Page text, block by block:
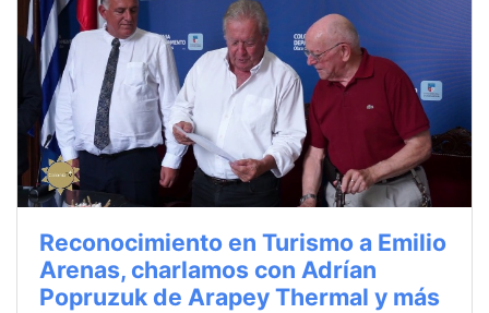
Reconocimiento en Turismo a Emilio
Arenas, charlamos con Adrían
Popruzuk de Arapey Thermal y más